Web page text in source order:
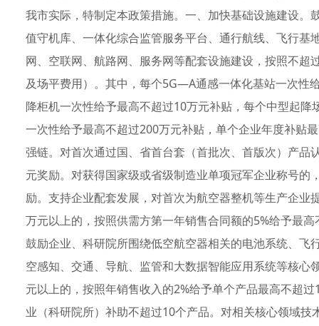
我市实际，特制定本政策措施。一、加快基础设施建设
值守机库、一体化综合监管服务平台、通行航线、飞行
网、空联网、航路网、服务网等配套设施建设，按照不
及场平费用）。其中，每个5G—A通感一体化基站一次性
降柜机一次性给予最高不超过10万元补贴，每个中型起
一次性给予最高不超过200万元补贴，单个企业年度补贴
强链。对首次通过国、省首台套（首批次、首版次）产
元奖励。对获得国家级或省级制造业单项冠军企业称号
励。支持企业配套发展，对首次为航空器整机等生产企
万元以上的，按照供需方第一年销售合同额的5%给予最
鼓励企业、科研院所围绕低空航空器相关的电池系统、
空感知、交通、导航、监管和大数据智能应用系统等核
元以上的，按照年销售收入的2%给予单个产品最高不超
业（科研院所）补助不超过10个产品。对相关核心领域